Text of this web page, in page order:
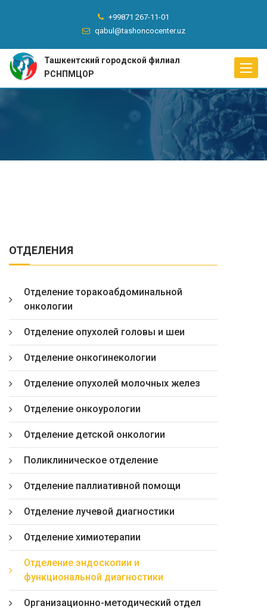
+99871 267-11-01
qabul@tashoncocenter.uz
Toggle
Ташкентский городской филиал
РСНПМЦОР
ОТДЕЛЕНИЯ
Отделение торакоабдоминальной
онкологии
Отделение опухолей головы и шеи
Отделение онкогинекологии
Отделение опухолей молочных желез
Отделение онкоурологии
Отделение детской онкологии
Поликлиническое отделение
Отделение паллиативной помощи
Отделение лучевой диагностики
Отделение химиотерапии
Отделение эндоскопии и
функциональной диагностики
Организационно-методический отдел